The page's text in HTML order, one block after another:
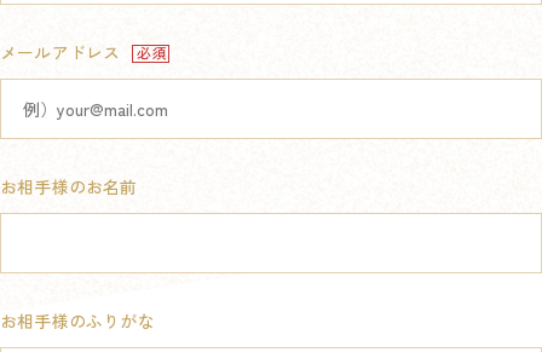
メールアドレス
お相手様のお名前
お相手様のふりがな